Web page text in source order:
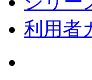
利用者